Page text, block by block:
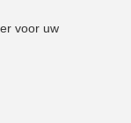
voor uw